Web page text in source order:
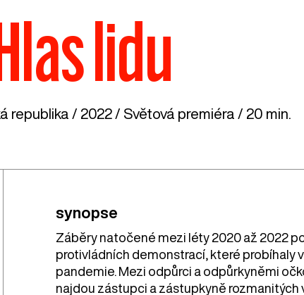
Hlas lidu
republika / 2022 / Světová premiéra / 20 min.
synopse
Záběry natočené mezi léty 2020 až 2022
protivládních demonstrací, které probíhaly
pandemie. Mezi odpůrci a odpůrkyněmi
najdou zástupci a zástupkyně rozmanitých